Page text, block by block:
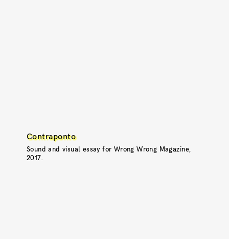
Contraponto
Sound and visual essay for Wrong Wrong Magazine,
2017.